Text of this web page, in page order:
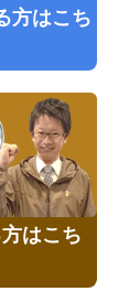
方はこち
はこち